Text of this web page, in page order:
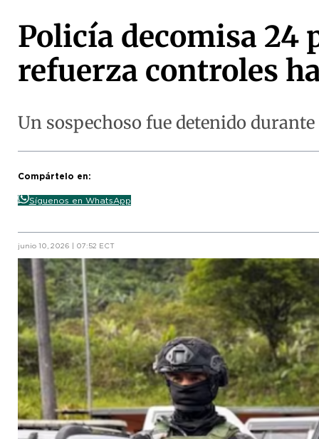
Policía decomisa 24
refuerza controles
Un sospechoso fue detenido
Compártelo en:
Síguenos en WhatsApp
junio 10, 2026 | 07:52 ECT